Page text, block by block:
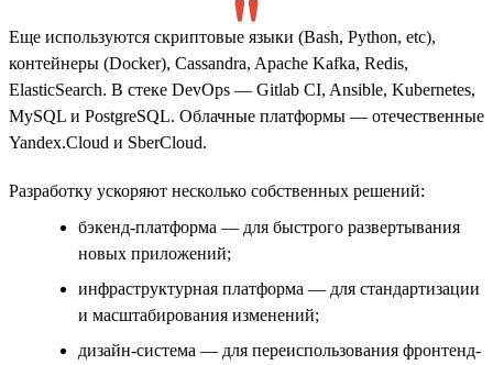
Еще используются скриптовые языки (Bash, Python, etc),
контейнеры (Docker), Cassandra, Apache Kafka, Redis,
ElasticSearch. В стеке DevOps — Gitlab CI, Ansible, Kubernetes,
MySQL и PostgreSQL. Облачные платформы — отечественные
Yandex.Cloud и SberCloud.
Разработку ускоряют несколько собственных решений:
бэкенд-платформа — для быстрого развертывания
новых приложений;
инфраструктурная платформа — для стандартизации
и масштабирования изменений;
дизайн-система — для переиспользования фронтенд-